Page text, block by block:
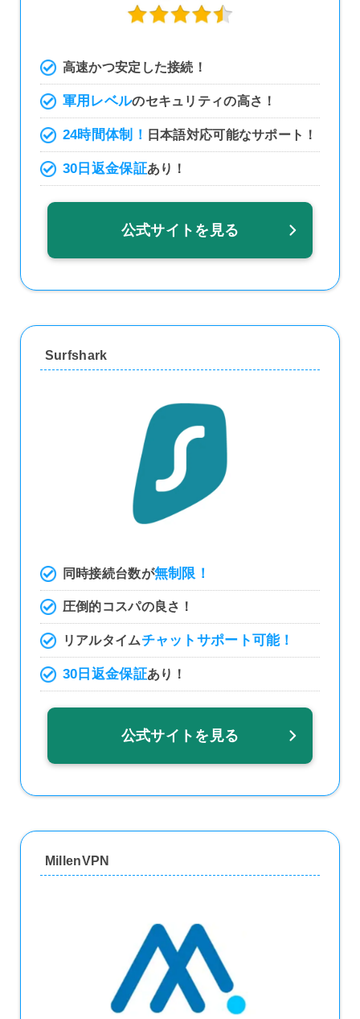
高速かつ安定した接続！
軍用レベルのセキュリティの高さ！
24時間体制！ 日本語対応可能なサポート！
30日返金保証あり！
公式サイトを見る
Surfshark
同時接続台数が無制限！
圧倒的コスパの良さ！
リアルタイムチャットサポート可能！
30日返金保証あり！
公式サイトを見る
MillenVPN